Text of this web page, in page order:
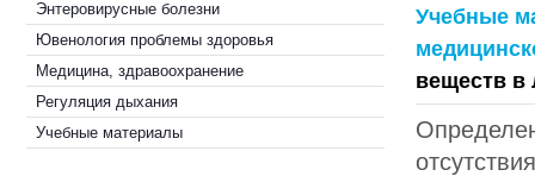
Энтеровирусные болезни
Ювенология проблемы здоровья
Медицина, здравоохранение
Регуляция дыхания
Учебные материалы
Учебные
веществ в